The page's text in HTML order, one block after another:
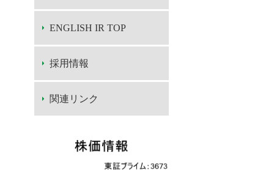
ENGLISH IR TOP
採用情報
関連リンク